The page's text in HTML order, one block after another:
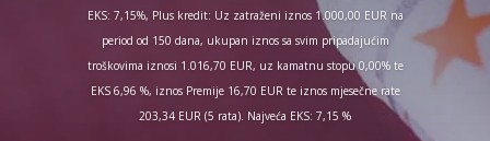
EKS: 7,15%, Plus kredit: Uz zatraženi iznos 1.000,00 EUR na
period od 150 dana, ukupan iznos sa svim pripadajućim
troškovima iznosi 1.016,70 EUR, uz kamatnu stopu 0,00% te
EKS 6,96 %, iznos Premije 16,70 EUR te iznos mjesečne rate
203,34 EUR (5 rata). Najveća EKS: 7,15 %